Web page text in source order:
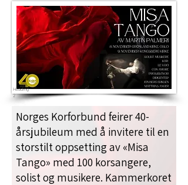
Heading
2
Norges Korforbund feirer 40-
årsjubileum med å invitere til en
storstilt oppsetting av «Misa
Tango» med 100 korsangere,
solist og musikere. Kammerkoret